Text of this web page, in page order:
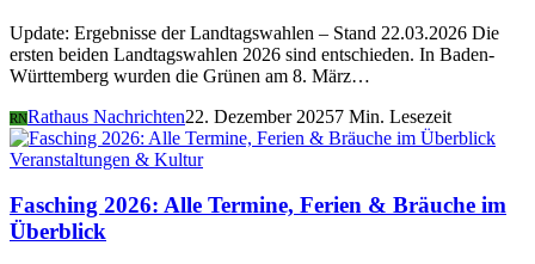
Update: Ergebnisse der Landtagswahlen – Stand 22.03.2026 Die
ersten beiden Landtagswahlen 2026 sind entschieden. In Baden-
Württemberg wurden die Grünen am 8. März…
RNRathaus Nachrichten22. Dezember 20257 Min. Lesezeit
Veranstaltungen & Kultur
Fasching 2026: Alle Termine, Ferien & Bräuche im
Überblick